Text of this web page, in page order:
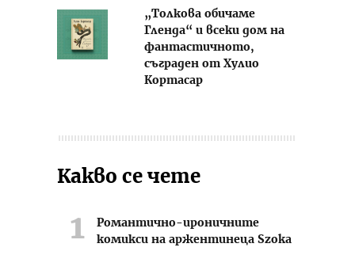
„Толкова обичаме
Гленда“ и всеки дом на
фантастичното,
съграден от Хулио
Кортасар
Какво се чете
Романтично-ироничните
комикси на аржентинеца Szoka